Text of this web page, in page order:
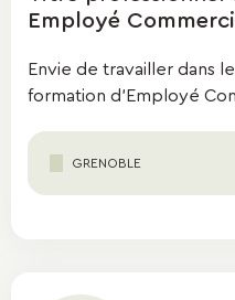
Employé
Envie de travailler dans
formation d'Employé
GRENOBLE